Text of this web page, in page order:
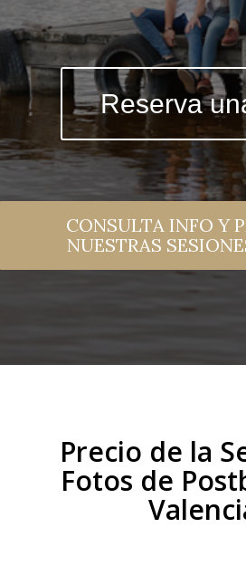
Reserva
CONSULTA INFO Y
NUESTRAS
Precio de la
Fotos de